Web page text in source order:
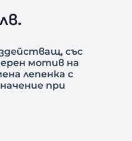
със
мотив на
лепенка с
при